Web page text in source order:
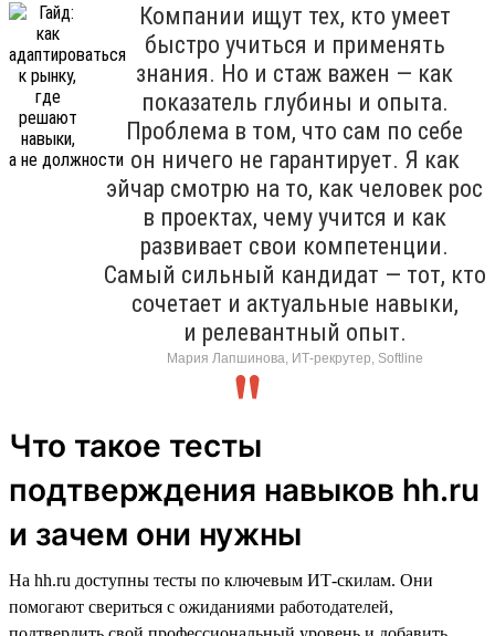
Компании ищут тех, кто умеет
быстро учиться и применять
знания. Но и стаж важен — как
показатель глубины и опыта.
Проблема в том, что сам по себе
он ничего не гарантирует. Я как
эйчар смотрю на то, как человек рос
в проектах, чему учится и как
развивает свои компетенции.
Самый сильный кандидат — тот, кто
сочетает и актуальные навыки,
и релевантный опыт.
Мария Лапшинова, ИТ-рекрутер, Softline
Что такое тесты
подтверждения навыков hh.ru
и зачем они нужны
На hh.ru доступны тесты по ключевым ИТ-скилам. Они
помогают свериться с ожиданиями работодателей,